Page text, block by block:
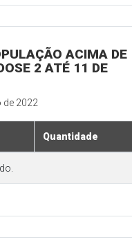
ACIMA DE
2 ATÉ 11 DE
de 2022
Quantidade